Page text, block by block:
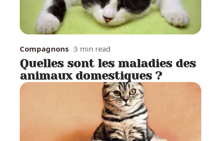
Compagnons 3 min read
Quelles sont les maladies des
animaux domestiques ?